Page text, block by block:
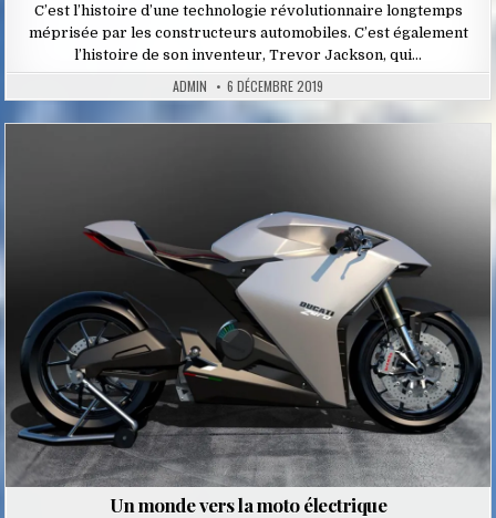
C’est l’histoire d’une technologie révolutionnaire longtemps
méprisée par les constructeurs automobiles. C’est également
l’histoire de son inventeur, Trevor Jackson, qui…
ADMIN 6 DÉCEMBRE 2019
Un monde vers la moto électrique